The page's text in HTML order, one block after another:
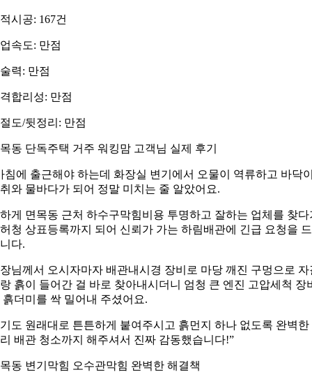
시공: 167건
속도: 만점
력: 만점
합리성: 만점
도/뒷정리: 만점
동 단독주택 거주 워킹맘 고객님 실제 후기
침에 출근해야 하는데 화장실 변기에서 오물이 역류하고 바닥
와 물바다가 되어 정말 미치는 줄 알았어요.
게 면목동 근처 하수구막힘비용 투명하고 잘하는 업체를 찾다
청 상표등록까지 되어 신뢰가 가는 하림배관에 긴급 요청을
다.
님께서 오시자마자 배관내시경 장비로 마당 깨진 구멍으로 자
흙이 들어간 걸 바로 찾아내시더니 엄청 큰 엔진 고압세척 장
흙더미를 싹 밀어내 주셨어요.
도 원래대로 튼튼하게 붙여주시고 흙먼지 하나 없도록 완벽한
배관 청소까지 해주셔서 진짜 감동했습니다!”
동 변기막힘 오수관막힘 완벽한 해결책